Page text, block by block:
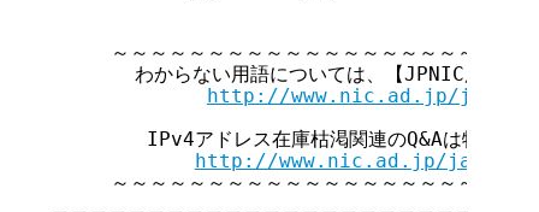
～～～～～～～～～～～～～～～～～～～～～～
わからない用語については、【JPNIC用語集
http://www.nic.ad.jp/ja/
IPv4アドレス在庫枯渇関連のQ&Aは特集ペー
http://www.nic.ad.jp/ja/ip/
～～～～～～～～～～～～～～～～～～～～～～